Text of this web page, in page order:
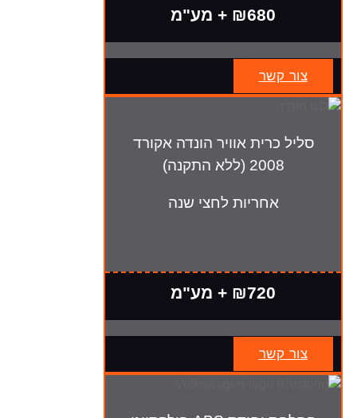
₪680 + מע"מ
צור קשר
סליל כרית אוויר הונדה אקורד
2008 (ללא התקנה)
אחריות לחצי שנה
₪720 + מע"מ
צור קשר